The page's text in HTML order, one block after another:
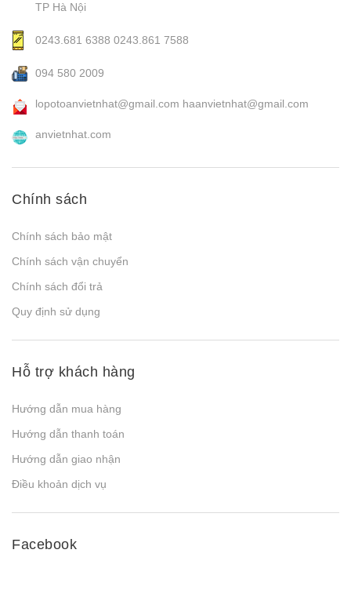
TP Hà Nội
0243.681 6388 0243.861 7588
094 580 2009
lopotoanvietnhat@gmail.com haanvietnhat@gmail.com
anvietnhat.com
Chính sách
Chính sách bảo mật
Chính sách vận chuyển
Chính sách đổi trả
Quy định sử dụng
Hỗ trợ khách hàng
Hướng dẫn mua hàng
Hướng dẫn thanh toán
Hướng dẫn giao nhận
Điều khoản dịch vụ
Facebook